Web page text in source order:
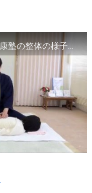
福井県越前市の整体・自然体健康塾の整体の様子（2）腹部や首など